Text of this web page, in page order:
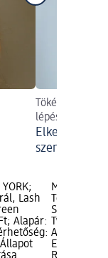
Tökéletesen
lépésre
szempilláit
Lash
Alapár:
Márka:
Twilight,
Alapár: 7,2